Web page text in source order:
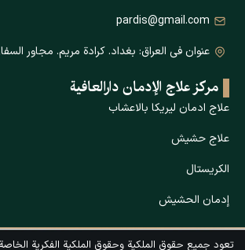
pardis@gmail.com
عنوان في العراق: بغداد. كرادة مريم. مجاور
مركز علاج الإدمان دارالعافیة
علاج ادمان ليريكا بالاعشاب
علاج حشیش
الكريستال
إدمان الحشيش
تعود جميع حقوق الملكية وحقوق الملكية الفكرية